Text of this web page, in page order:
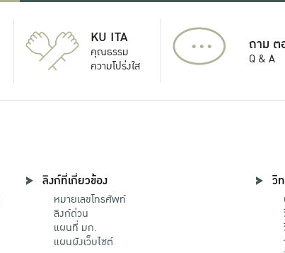
KU ITA
คุณธรรม
ความโปร่งใส
... ถาม ต
Q & A
ลิงก์ที่เกี่ยวข้อง
หมายเลขโทรศัพท์
ลิงก์ด่วน
แผนที่ มก.
แผนผังเว็บไซต์
วิ